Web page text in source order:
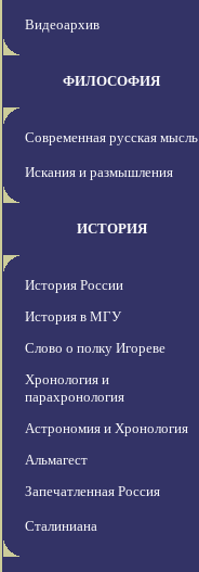
Видеоархив
ФИЛОСОФИЯ
Современная русская мысль
Искания и размышления
ИСТОРИЯ
История России
История в МГУ
Слово о полку Игореве
Хронология и
парахронология
Астрономия и Хронология
Альмагест
Запечатленная Россия
Сталиниана